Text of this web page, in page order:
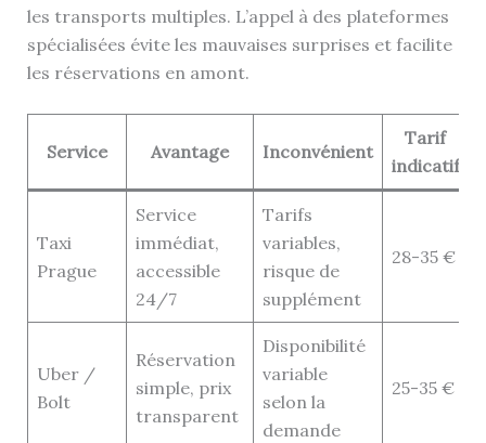
les transports multiples. L’appel à des plateformes
spécialisées évite les mauvaises surprises et facilite
les réservations en amont.
Service Avantage Inconvénient
Tarif
indicatif
Taxi
Prague
Service
immédiat,
accessible
24/7
Tarifs
variables,
risque de
supplément
28-35 €
Uber /
Bolt
Réservation
simple, prix
transparent
Disponibilité
variable
selon la
demande
25-35 €